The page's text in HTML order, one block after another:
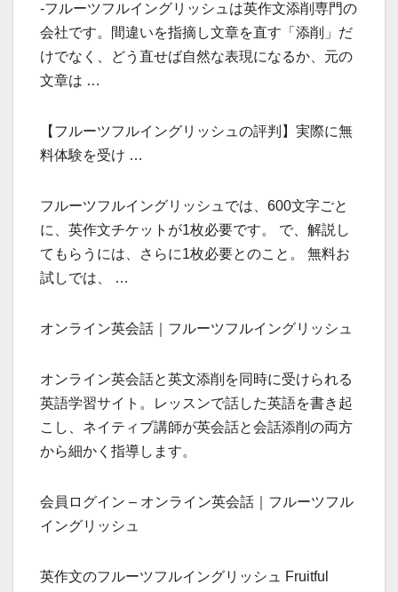
-フルーツフルイングリッシュは英作文添削専門の
会社です。間違いを指摘し文章を直す「添削」だ
けでなく、どう直せば自然な表現になるか、元の
文章は …
【フルーツフルイングリッシュの評判】実際に無
料体験を受け …
フルーツフルイングリッシュでは、600文字ごと
に、英作文チケットが1枚必要です。 で、解説し
てもらうには、さらに1枚必要とのこと。 無料お
試しでは、 …
オンライン英会話｜フルーツフルイングリッシュ
オンライン英会話と英文添削を同時に受けられる
英語学習サイト。レッスンで話した英語を書き起
こし、ネイティブ講師が英会話と会話添削の両方
から細かく指導します。
会員ログイン – オンライン英会話｜フルーツフル
イングリッシュ
英作文のフルーツフルイングリッシュ Fruitful